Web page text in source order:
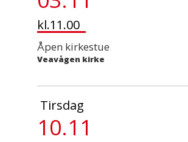
kl.11.00
Åpen kirkestue
Veavågen kirke
Tirsdag
10.11